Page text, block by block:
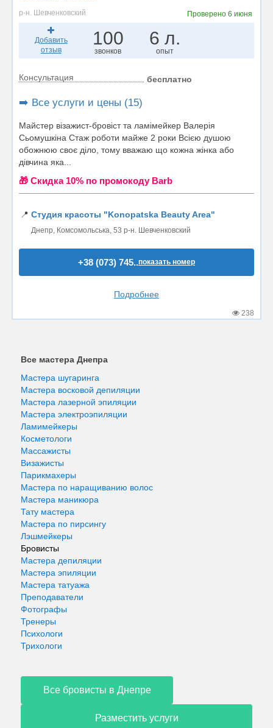
р-н. Шевченковский Проверено 6 июня
Добавить
отзыв
100
звонков
6 л.
опыт
Консультация бесплатно
➡️ Все услуги и цены (15)
Майстер візажист-бровіст та ламімейкер Валерія
Сьомушкіна Стаж роботи майже 2 роки Всією душою
обожнюю своє діло, тому вважаю що кожна жінка або
дівчина яка...
🎁 Cкидка 10% по промокоду Barb
📍 Студия красоты "Konopatska Beauty Area"
Днепр, Комсомольська, 53 р-н. Шевченковский
+38 (073) 745..показать номер
Подробнее
238
Все мастера Днепра
Мастера шугаринга
Мастера восковой депиляции
Мастера лазерной эпиляции
Мастера электроэпиляции
Ламимейкеры
Косметологи
Массажисты
Визажисты
Парикмахеры
Мастера по наращиванию волос
Мастера маникюра
Тату мастера
Мастера по пирсингу
Лэшмейкеры
Бровисты
Мастера депиляции
Мастера эпиляции
Мастера татуажа
Преподаватели
Фотографы
Тренеры
Психологи
Трихологи
Все бровисты в Днепре
Разместить услуги